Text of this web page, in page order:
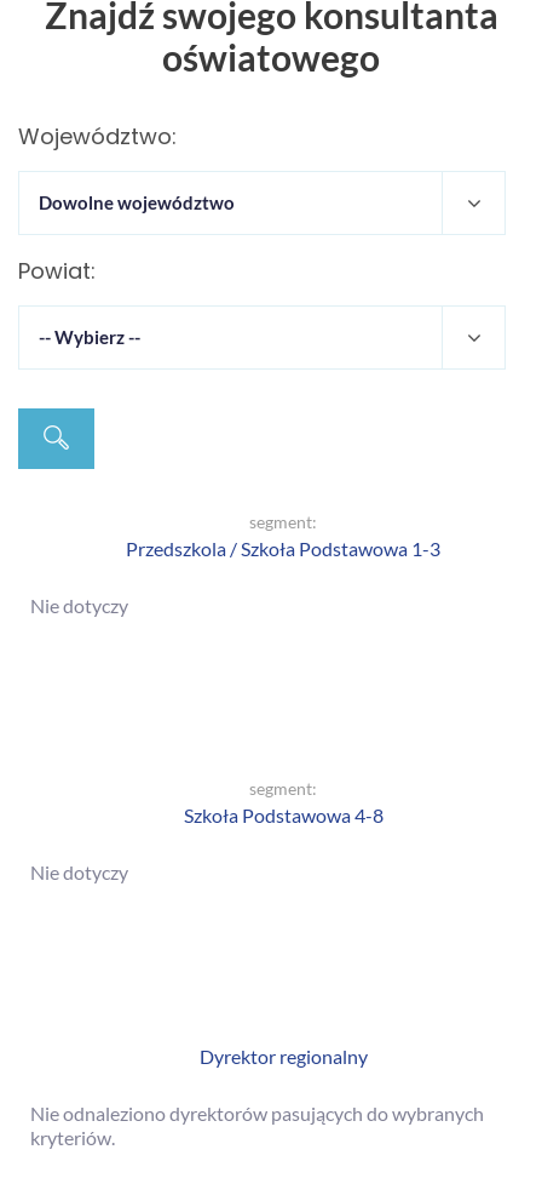
Znajdź swojego konsultanta
oświatowego
Województwo:
Powiat:
segment:
Przedszkola / Szkoła Podstawowa 1-3
Nie dotyczy
segment:
Szkoła Podstawowa 4-8
Nie dotyczy
Dyrektor regionalny
Nie odnaleziono dyrektorów pasujących do wybranych
kryteriów.